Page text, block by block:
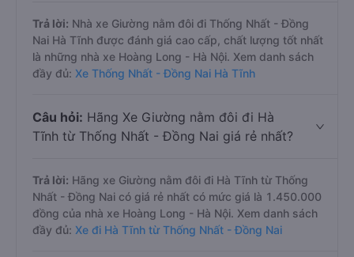
Trả lời: Nhà xe Giường nằm đôi đi Thống Nhất - Đồng
Nai Hà Tĩnh được đánh giá cao cấp, chất lượng tốt nhất
là những nhà xe Hoàng Long - Hà Nội. Xem danh sách
đầy đủ: Xe Thống Nhất - Đồng Nai Hà Tĩnh
Câu hỏi: Hãng Xe Giường nằm đôi đi Hà
Tĩnh từ Thống Nhất - Đồng Nai giá rẻ nhất?
Trả lời: Hãng xe Giường nằm đôi đi Hà Tĩnh từ Thống
Nhất - Đồng Nai có giá rẻ nhất có mức giá là 1.450.000
đồng của nhà xe Hoàng Long - Hà Nội. Xem danh sách
đầy đủ: Xe đi Hà Tĩnh từ Thống Nhất - Đồng Nai